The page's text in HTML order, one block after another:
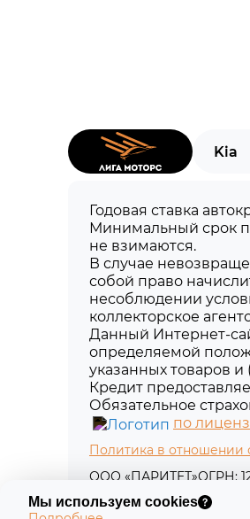
Мы используем cookies
Kia
Годовая ставка
Минимальный срок
не взимаются.
В случае
собой право
несоблюдении
коллекторское
Данный Интернет-
определяемой
указанных товаров
Кредит
Обязательное
по
Политика в отношении
ООО «ПАРИТЕТ»ОГРН:
Юридический адрес: